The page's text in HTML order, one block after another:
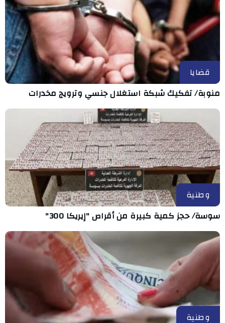
قضايا
منوبة/ تفكيك شبكة استغلال جنسي وترويج مخدرات
وطنية
سوسة/ حجز كمية كبيرة من أقراص "إيريكا 300"
وطنية